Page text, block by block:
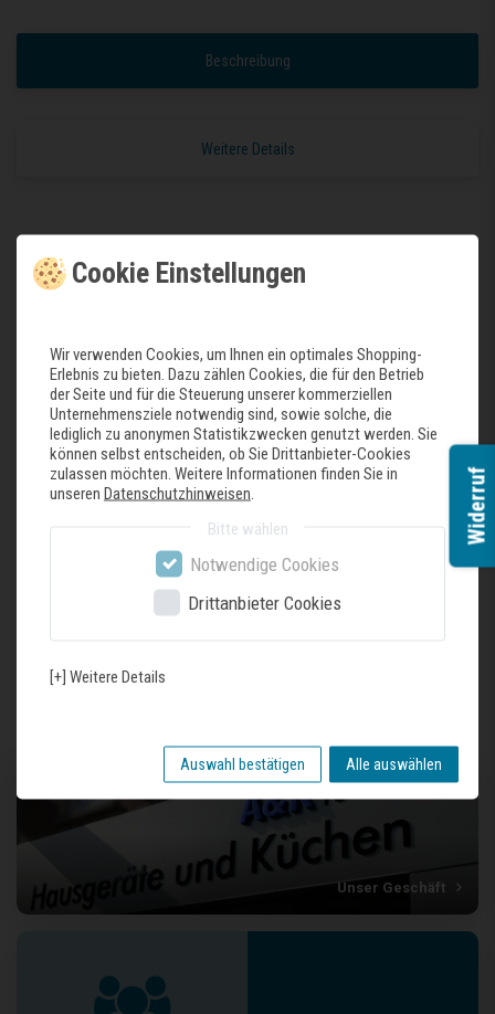
Beschreibung
Weitere Details
Caressi Spülbecken aus Edelstahl CAPP45KR10
> 60cm Schrankbreite
Tiefe 185 mm
Ecken, Radius 10
Handgefertigt und stilvoll bis ins kleinste Detail
Geeignet für Unterbau als auch flächenbündigen Einbau, auch für HPL-
Arbeitsplatten
Material: 1 mm Edelstahl (SS304)
Maßtoleranz: 0,2 mm (Außenmaße)
Unser Geschäft
Cookie Einstellungen
Wir verwenden Cookies, um Ihnen ein optimales Shopping-
Erlebnis zu bieten. Dazu zählen Cookies, die für den Betrieb
der Seite und für die Steuerung unserer kommerziellen
Unternehmensziele notwendig sind, sowie solche, die
lediglich zu anonymen Statistikzwecken genutzt werden. Sie
können selbst entscheiden, ob Sie Drittanbieter-Cookies
zulassen möchten. Weitere Informationen finden Sie in
unseren Datenschutzhinweisen
Bitte wählen
Notwendige Cookies
Drittanbieter Cookies
[+] Weitere Details
Auswahl bestätigen Alle auswählen
Widerruf